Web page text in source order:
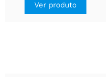
Ver produto